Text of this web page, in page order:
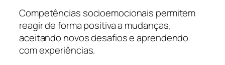
Competências socioemocionais permitem
reagir de forma positiva a mudanças,
aceitando novos desafios e aprendendo
com experiências.